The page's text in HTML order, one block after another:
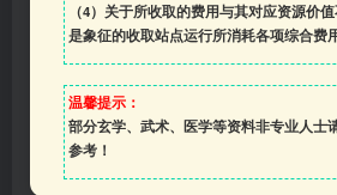
（4） 关于所收取的费用与其对应资源价
是象征的收取站点运行所消耗各项综合费
温馨提示：
部分玄学、武术、医学等资料非专业人士
参考！